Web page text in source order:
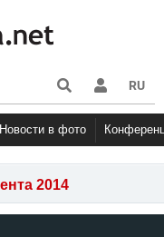
RU
Новости в фото
2014